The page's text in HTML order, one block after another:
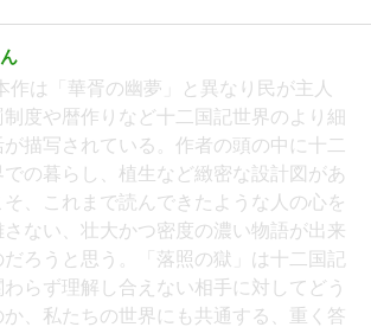
作は「華胥の幽夢」と異なり民が主人
制度や暦作りなど十二国記世界のより細
が描写されている。作者の頭の中に十二
での暮らし、植生など緻密な設計図があ
そ、これまで読んできたような人の心を
さない、壮大かつ密度の濃い物語が出来
だろうと思う。「落照の獄」は十二国記
わらず理解し合えない相手に対してどう
か、私たちの世界にも共通する、重く答